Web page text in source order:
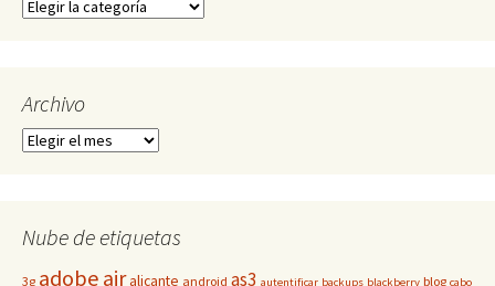
Categorías
Archivo
Archivo
Nube de etiquetas
3g adobe airalicante android as3 autentificar backups blackberry blog cabo